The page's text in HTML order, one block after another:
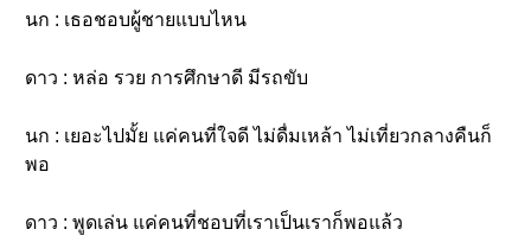
นก : เธอชอบผู้ชายแบบไหน
ดาว : หล่อ รวย การศึกษาดี มีรถขับ
นก : เยอะไปมั้ย แค่คนที่ใจดี ไม่ดื่มเหล้า ไม่เที่ยวกลางคืนก็
พอ
ดาว : พูดเล่น แค่คนที่ชอบที่เราเป็นเราก็พอแล้ว